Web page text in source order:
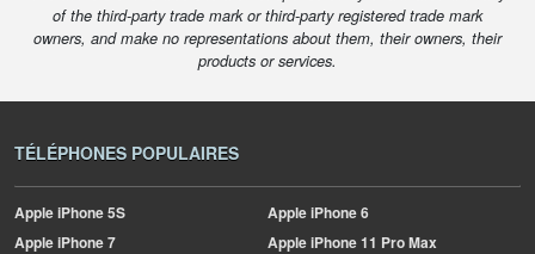
of the third-party trade mark or third-party registered trade mark
owners, and make no representations about them, their owners, their
products or services.
TÉLÉPHONES POPULAIRES
AppleiPhone 5S AppleiPhone 6
AppleiPhone 7 AppleiPhone 11 Pro Max